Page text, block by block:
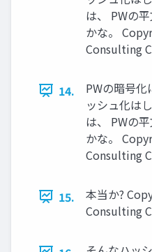
は、 PWの
かな。
Consulting
14.
PWの暗号
ッシュ化は
は、 PWの
かな。
Consulting
15.
本当か?
Consulting